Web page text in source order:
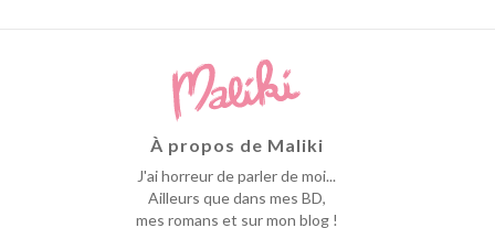
À propos de Maliki
J'ai horreur de parler de moi...
Ailleurs que dans mes BD,
mes romans et sur mon blog !